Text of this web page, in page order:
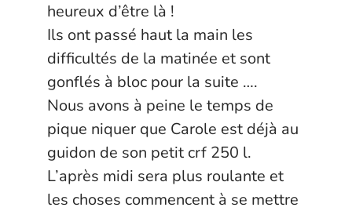
heureux d’être là !
Ils ont passé haut la main les
difficultés de la matinée et sont
gonflés à bloc pour la suite ….
Nous avons à peine le temps de
pique niquer que Carole est déjà au
guidon de son petit crf 250 l.
L’après midi sera plus roulante et
les choses commencent à se mettre